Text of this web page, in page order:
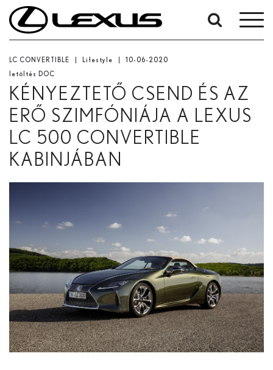
LC CONVERTIBLE Lifestyle 10-06-2020
letöltés DOC
KÉNYEZTETŐ CSEND ÉS AZ
ERŐ SZIMFÓNIÁJA A LEXUS
LC 500 CONVERTIBLE
KABINJÁBAN
Keresés
dátum
alapján
Kezdő dátum
Záró dátum:
Keresés...